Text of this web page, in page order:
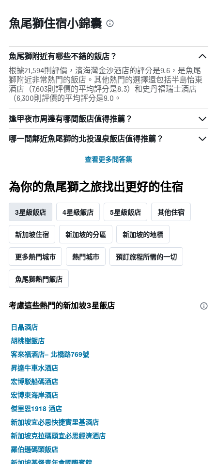
魚尾獅住宿小錦囊
魚尾獅附近有哪些不錯的飯店？
根據21,594則評價，濱海灣金沙酒店的評分是9.6，是魚尾
獅附近非常熱門的飯店。其他熱門的選擇還包括半島怡東
酒店（7,603則評價的平均評分是8.3）和史丹福瑞士酒店
（6,300則評價的平均評分是9.0。
逢甲夜市周邊有哪間飯店值得推薦？
哪一間鄰近魚尾獅的北投溫泉飯店值得推薦？
查看更多問答集
為你的魚尾獅之旅找出更好的住宿
3星級飯店 4星級飯店 5星級飯店 其他住宿
新加坡住宿 新加坡的分區 新加坡的地標
更多熱門城市 熱門城市 預訂旅程所需的一切
魚尾獅熱門飯店
考慮這些熱門的新加坡3星​飯店
日晶酒店
胡桃樹飯店
客來福酒店– 北橋路769號
昇達牛車水酒店
宏博駁船碼酒店
宏博東海岸酒店
傑里恩1918 酒店
新加坡宜必思快捷實里基酒店
新加坡克拉碼頭宜必思經濟酒店
羅伯遜碼頭飯店